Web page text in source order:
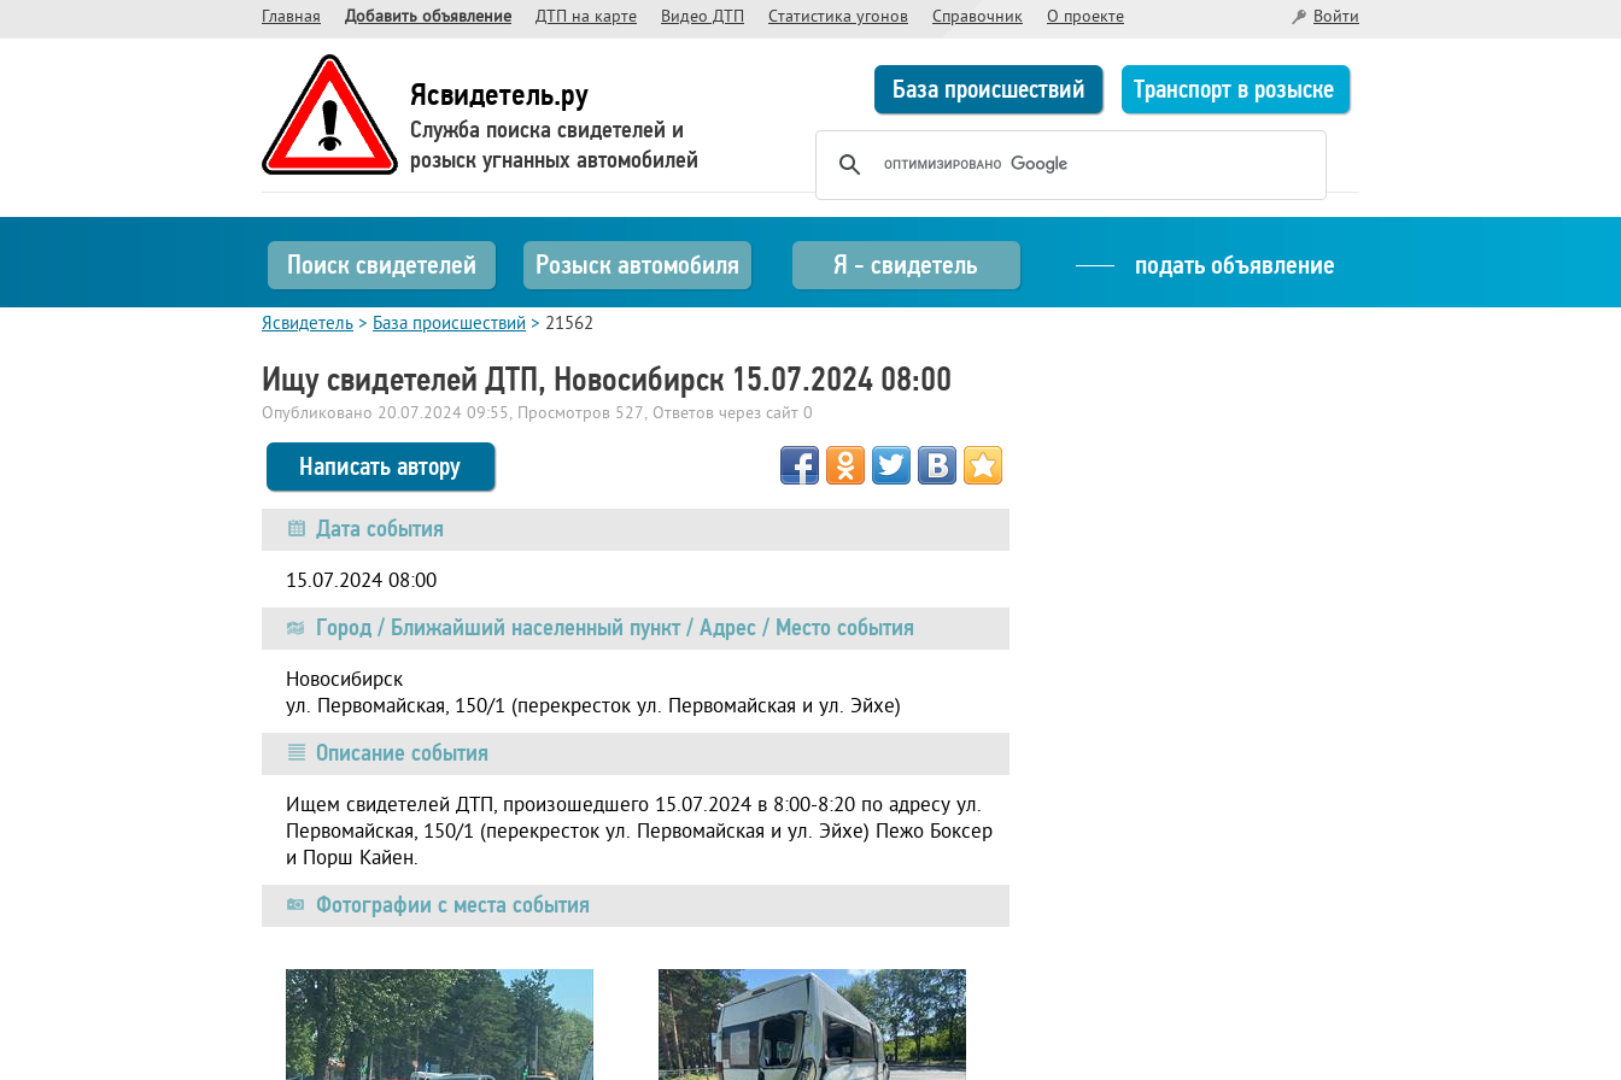
Главная Добавить объявление ДТП на карте Видео ДТП Статистика угонов Справочник О проекте Войти
Ясвидетель.ру
Служба поиска свидетелей и
розыск угнанных автомобилей
База происшествий Транспорт в розыске
Поиск свидетелей Розыск автомобиля Я - свидетель подать объявление
Ясвидетель > База происшествий > 21562
Ищу свидетелей ДТП, Новосибирск 15.07.2024 08:00
Опубликовано 20.07.2024 09:55, Просмотров 527, Ответов через сайт 0
Написать автору
Дата события
15.07.2024 08:00
Город / Ближайший населенный пункт / Адрес / Место события
Новосибирск
ул. Первомайская, 150/1 (перекресток ул. Первомайская и ул. Эйхе)
Описание события
Ищем свидетелей ДТП, произошедшего 15.07.2024 в 8:00-8:20 по адресу ул.
Первомайская, 150/1 (перекресток ул. Первомайская и ул. Эйхе) Пежо Боксер
и Порш Кайен.
Фотографии с места события